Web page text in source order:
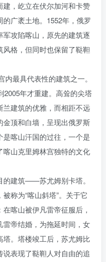
，屹立在伏尔加河和卡赞
广袤土地。1552年，俄罗
攻陷喀山，原先的建筑逐
格，但同时也保留了鞑靼
内最具代表性的建筑之一。
2005年才重建。高耸的尖塔
建筑的优雅，而相距不远
顶和白墙，呈现出俄罗斯
喀山汗国的过往，一个是
山克里姆林宫独特的文化
的建筑——苏尤姆别卡塔。
称为“喀山斜塔”。关于它
喀山被伊凡雷帝征服后，
帝结婚，为拖延时间，女
。塔楼竣工后，苏尤姆比
表现了鞑靼人对自由的追